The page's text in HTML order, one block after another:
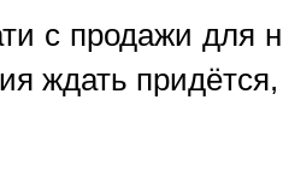
с продажи для
ждать